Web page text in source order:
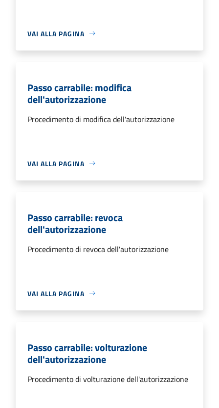
VAI ALLA PAGINA
Passo carrabile: modifica
dell'autorizzazione
Procedimento di modifica dell'autorizzazione
VAI ALLA PAGINA
Passo carrabile: revoca
dell'autorizzazione
Procedimento di revoca dell'autorizzazione
VAI ALLA PAGINA
Passo carrabile: volturazione
dell'autorizzazione
Procedimento di volturazione dell'autorizzazione